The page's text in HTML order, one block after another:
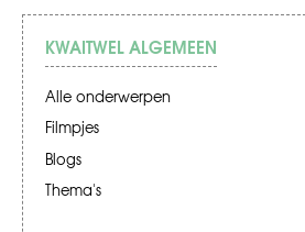
KWAITWEL ALGEMEEN
Alle onderwerpen
Filmpjes
Blogs
Thema's